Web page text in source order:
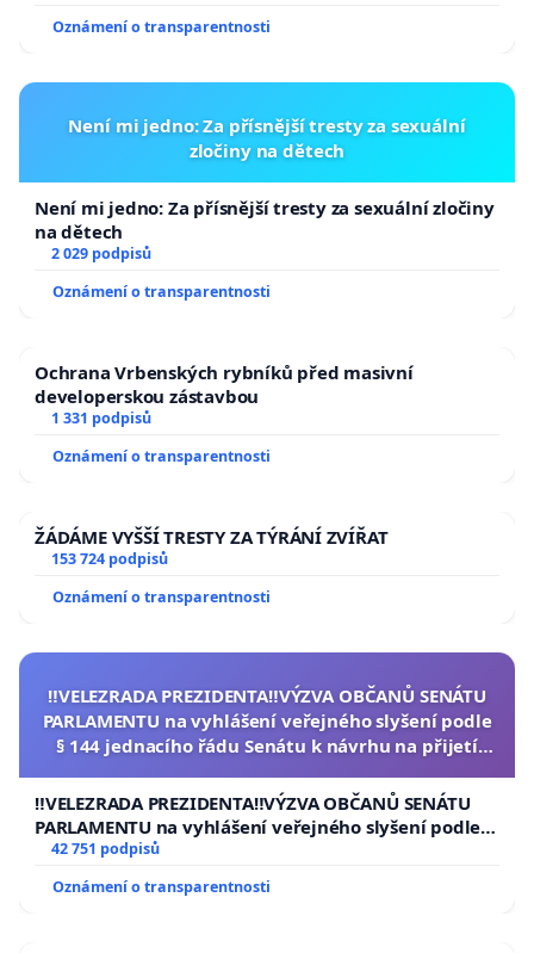
Oznámení o transparentnosti
Není mi jedno: Za přísnější tresty za sexuální
zločiny na dětech
Není mi jedno: Za přísnější tresty za sexuální zločiny
na dětech
2 029 podpisů
Oznámení o transparentnosti
Ochrana Vrbenských rybníků před masivní
developerskou zástavbou
1 331 podpisů
Oznámení o transparentnosti
ŽÁDÁME VYŠŠÍ TRESTY ZA TÝRÁNÍ ZVÍŘAT
153 724 podpisů
Oznámení o transparentnosti
‼️VELEZRADA PREZIDENTA‼️VÝZVA OBČANŮ SENÁTU
PARLAMENTU na vyhlášení veřejného slyšení podle
§ 144 jednacího řádu Senátu k návrhu na přijetí
republiky
‼️VELEZRADA PREZIDENTA‼️VÝZVA OBČANŮ SENÁTU
PARLAMENTU na vyhlášení veřejného slyšení podle §
144 jednacího řádu Senátu k návrhu na přijetí
republiky
42 751 podpisů
Oznámení o transparentnosti